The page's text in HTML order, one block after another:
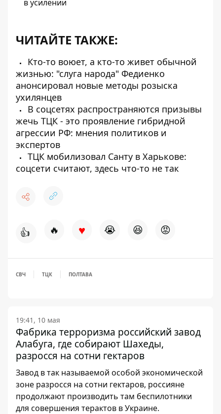
в усилении
ЧИТАЙТЕ ТАКЖЕ:
Кто-то воюет, а кто-то живет обычной
жизнью: "слуга народа" Федиенко
анонсировал новые методы розыска
ухилянцев
В соцсетях распространяются призывы
жечь ТЦК - это проявление гибридной
агрессии РФ: мнения политиков и
экспертов
ТЦК мобилизовал Санту в Харькове:
соцсети считают, здесь что-то не так
👍 🔥 ♥ 😭 😆 😡
СВЧ ТЦК ПОЛТАВА
19:41, 10 мая
Фабрика терроризма российский завод
Алабуга, где собирают Шахеды,
разросся на сотни гектаров
Завод в так называемой особой экономической
зоне разросся на сотни гектаров, россияне
продолжают производить там беспилотники
для совершения терактов в Украине.